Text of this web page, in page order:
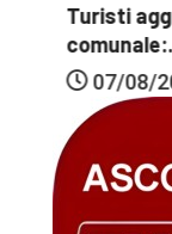
Turisti
comunale:...
07/08/2026